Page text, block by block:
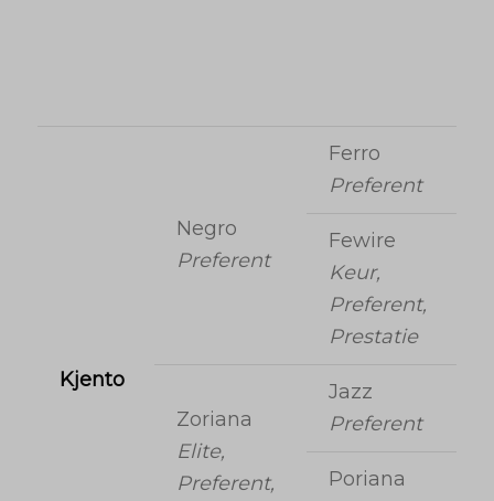
Kjento
Negro
Preferent
Ferro
Preferent
Fewire
Keur,
Preferent,
Prestatie
Zoriana
Elite,
Preferent,
Jazz
Preferent
Poriana